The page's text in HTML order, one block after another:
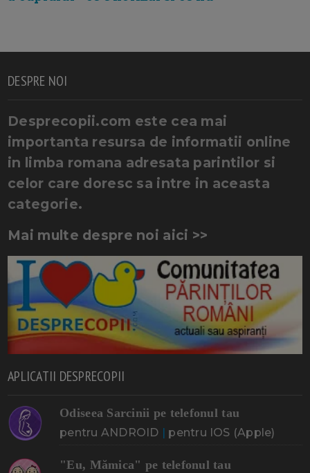
DESPRE NOI
Desprecopii.com este cea mai
importanta resursa de informatii online
in limba romana adresata parintilor si
celor care doresc sa intre in aceasta
categorie.
Mai multe despre noi aici >>
APLICATII DESPRECOPII
Odiseea Sarcinii pe telefonul tau
pentru ANDROID | pentru IOS (Apple)
"Eu, Mămica" pe telefonul tau